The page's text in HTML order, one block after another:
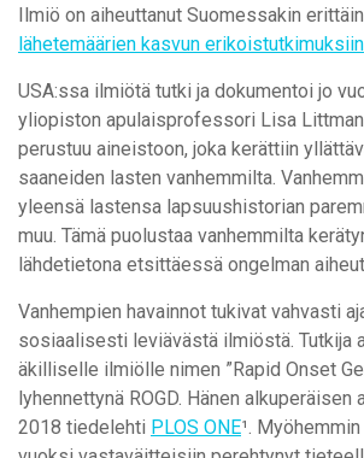
Ilmiö on aiheuttanut Suomessakin
lähetemäärien kasvun erikoistutkimuksiin
USA:ssa ilmiötä tutki ja dokumentoi jo
yliopiston apulaisprofessori Lisa
perustuu aineistoon, joka kerättiin
saaneiden lasten vanhemmilta.
yleensä lastensa lapsuushistorian
muu. Tämä puolustaa vanhemmilta
lähdetietona etsittäessä ongelman
Vanhempien havainnot tukivat vahvasti
sosiaalisesti leviävästä ilmiöstä. Tutkija
äkilliselle ilmiölle nimen ”Rapid Onset
lyhennettynä ROGD. Hänen
2018 tiedelehti PLOS ONE¹.